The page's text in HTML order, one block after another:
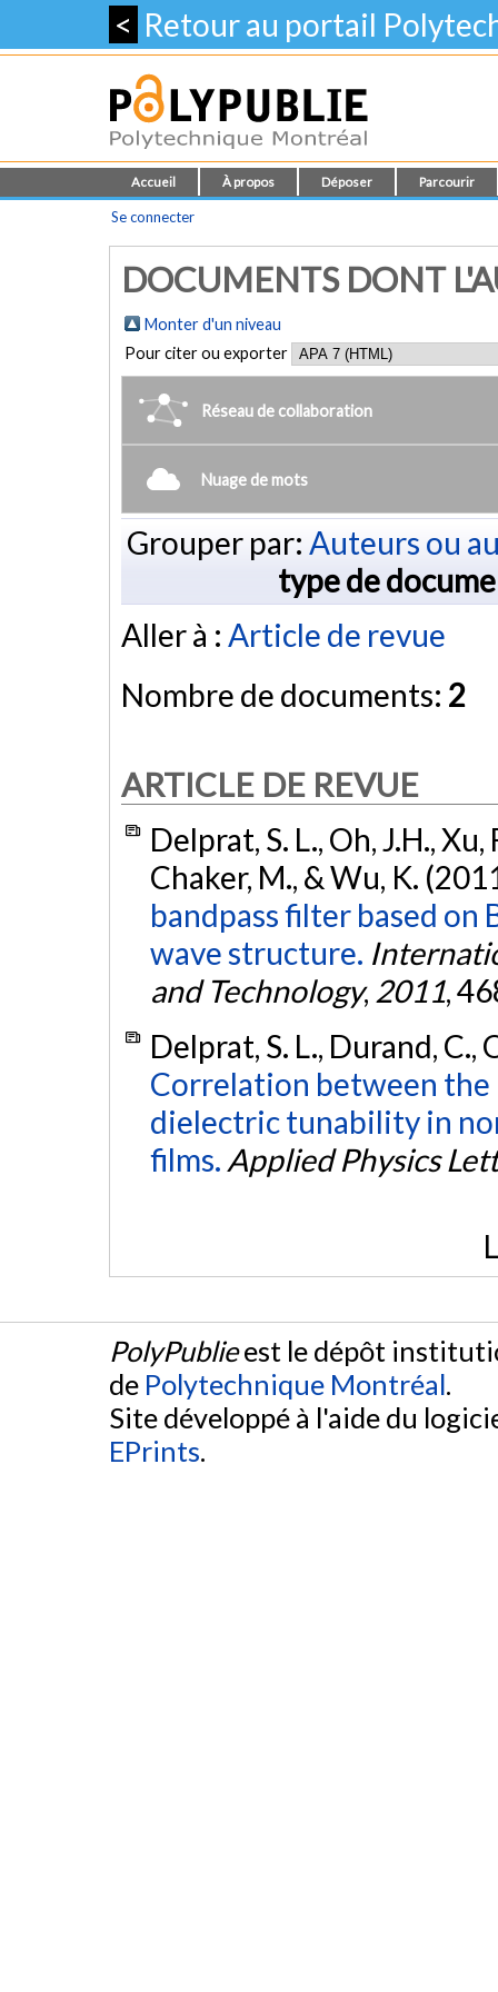
< Retour au portail
Accueil À propos Déposer Parcourir
Se connecter
DOCUMENTS DONT
Monter d'un niveau
Pour citer ou exporter
Réseau de collaboration
Nuage de mots
Grouper par: Auteurs ou
type de
Aller à : Article de revue
Nombre de documents: 2
ARTICLE DE REVUE
Delprat, S. L., Oh, J.H.,
Chaker, M., & Wu, K.
bandpass filter based
wave structure.
and Technology, 2011,
Delprat, S. L., Durand, C.,
Correlation between
dielectric tunability in
films. Applied Physics
PolyPublieest le dépôt
de Polytechnique Montréal.
Site développé à l'aide du
EPrints.